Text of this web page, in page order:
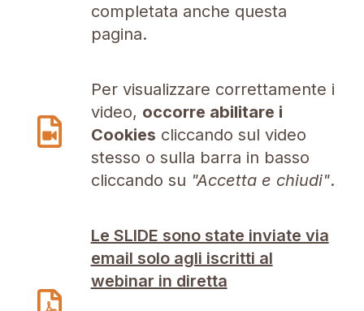
completata anche questa
pagina.
Per visualizzare correttamente i
video, occorre abilitare i
Cookies cliccando sul video
stesso o sulla barra in basso
cliccando su "Accetta e chiudi".
Le SLIDE sono state inviate via
email solo agli iscritti al
webinar in diretta